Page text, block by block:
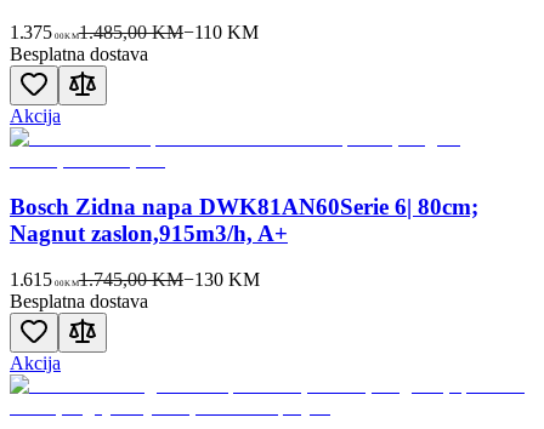
1.375 00KM1.485,00 KM−110KM
Besplatna dostava
Akcija
Bosch Zidna napa DWK81AN60Serie 6| 80cm;
Nagnut zaslon,915m3/h, A+
1.615 00KM1.745,00 KM−130KM
Besplatna dostava
Akcija